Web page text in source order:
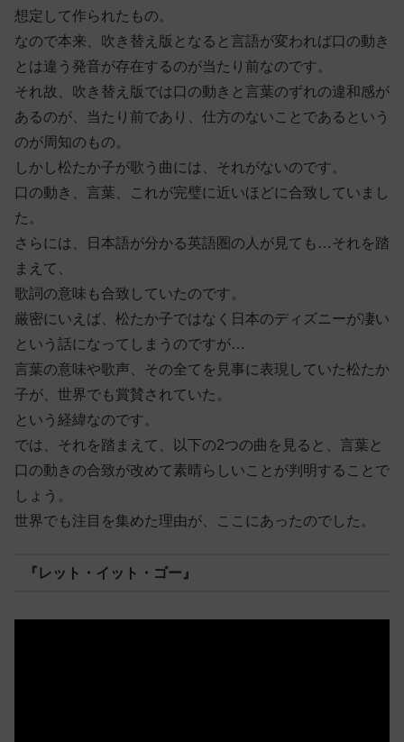
想定して作られたもの。
なので本来、吹き替え版となると言語が変われば口の動き
とは違う発音が存在するのが当たり前なのです。
それ故、吹き替え版では口の動きと言葉のずれの違和感が
あるのが、当たり前であり、仕方のないことであるという
のが周知のもの。
しかし松たか子が歌う曲には、それがないのです。
口の動き、言葉、これが完璧に近いほどに合致していまし
た。
さらには、日本語が分かる英語圏の人が見ても…それを踏
まえて、
歌詞の意味も合致していたのです。
厳密にいえば、松たか子ではなく日本のディズニーが凄い
という話になってしまうのですが…
言葉の意味や歌声、その全てを見事に表現していた松たか
子が、世界でも賞賛されていた。
という経緯なのです。
では、それを踏まえて、以下の2つの曲を見ると、言葉と
口の動きの合致が改めて素晴らしいことが判明することで
しょう。
世界でも注目を集めた理由が、ここにあったのでした。
『レット・イット・ゴー』